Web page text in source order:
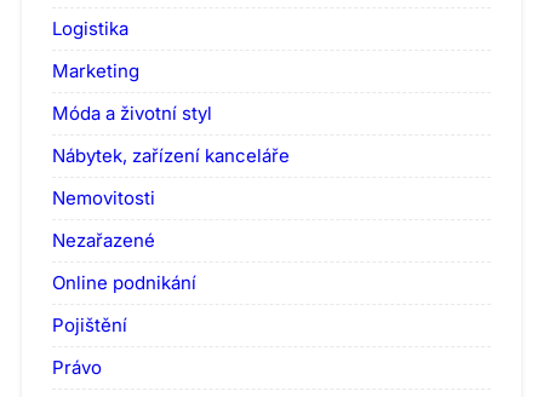
Logistika
Marketing
Móda a životní styl
Nábytek, zařízení kanceláře
Nemovitosti
Nezařazené
Online podnikání
Pojištění
Právo